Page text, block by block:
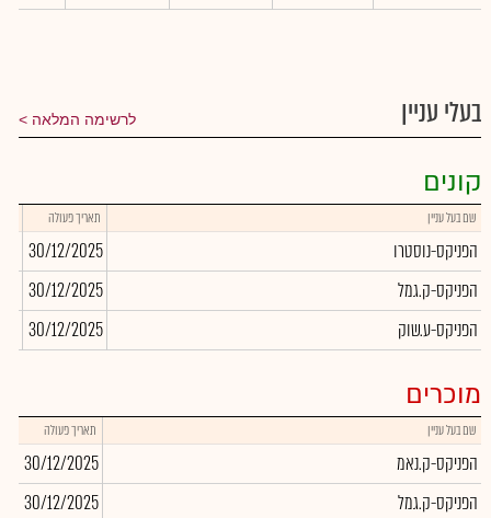
בעלי עניין לרשימה המלאה
קונים
שם בעל עניין תאריך פעולה
הפניקס-נוסטרו 30/12/2025
הפניקס-ק.גמל
30/12/2025
הפניקס-ע.שוק
30/12/2025
מוכרים
שם בעל עניין תאריך פעולה
הפניקס-ק.נאמ 30/12/2025
הפניקס-ק.גמל
30/12/2025